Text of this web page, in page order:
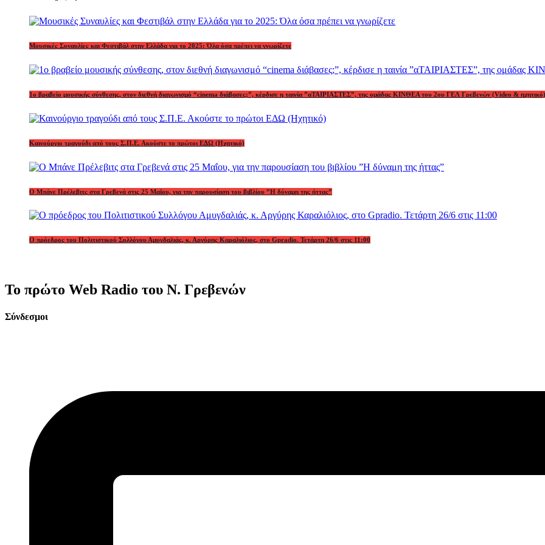
Μουσικές Συναυλίες και Φεστιβάλ στην Ελλάδα για το 2025: Όλα όσα πρέπει να γνωρίζετε
1o βραβείο μουσικής σύνθεσης, στον διεθνή διαγωνισμό “cinema διάβασες;”, κέρδισε η ταινία ”αΤΑΙΡΙΑΣΤΕΣ”, της ομάδας ΚΙΝΘΕΑ του 2ου ΓΕΛ Γρεβενών (Video & ηχητικό)
Καινούργιο τραγούδι από τους Σ.Π.Ε. Ακούστε το πρώτοι ΕΔΩ (Ηχητικό)
Ο Μπάνε Πρέλεβιτς στα Γρεβενά στις 25 Μαΐου, για την παρουσίαση του βιβλίου ”Η δύναμη της ήττας”
Ο πρόεδρος του Πολιτιστικού Συλλόγου Αμυγδαλιάς, κ. Αργύρης Καραλιόλιος, στο Gpradio. Τετάρτη 26/6 στις 11:00
Το πρώτο Web Radio του Ν. Γρεβενών
Σύνδεσμοι